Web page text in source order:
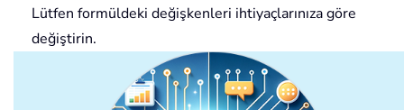
Lütfen formüldeki değişkenleri ihtiyaçlarınıza göre
değiştirin.